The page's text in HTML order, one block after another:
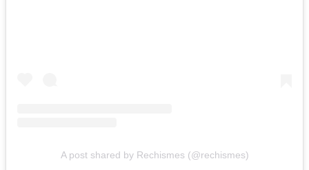
A post shared by Rechismes (@rechismes)